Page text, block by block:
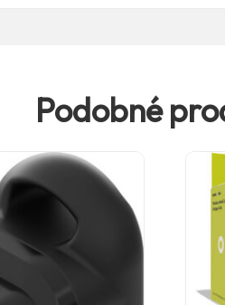
Podobné